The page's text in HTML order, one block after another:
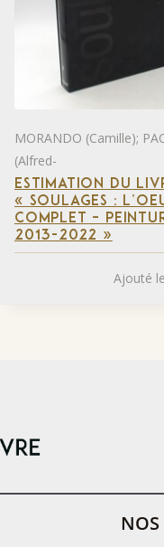
MORANDO (Camille);
(Alfred-
ESTIMATION DU
« SOULAGES :
COMPLET –
2013-2022 »
Ajouté
NOS